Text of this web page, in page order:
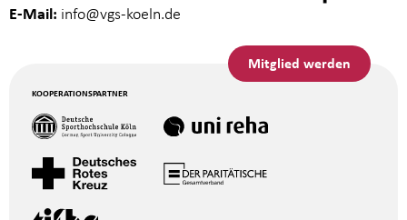
E-Mail: info@vgs-koeln.de
Mitglied werden
KOOPERATIONSPARTNER